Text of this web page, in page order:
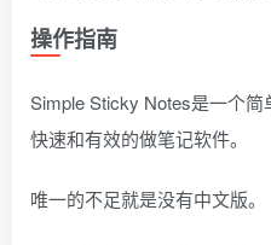
操作指南
Simple Sticky Notes是一个简
快速和有效的做笔记软件。
唯一的不足就是没有中文版。